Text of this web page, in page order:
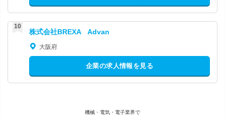
株式会社BREXA Advan
大阪府
企業の求人情報を見る
機械・電気・電子業界で